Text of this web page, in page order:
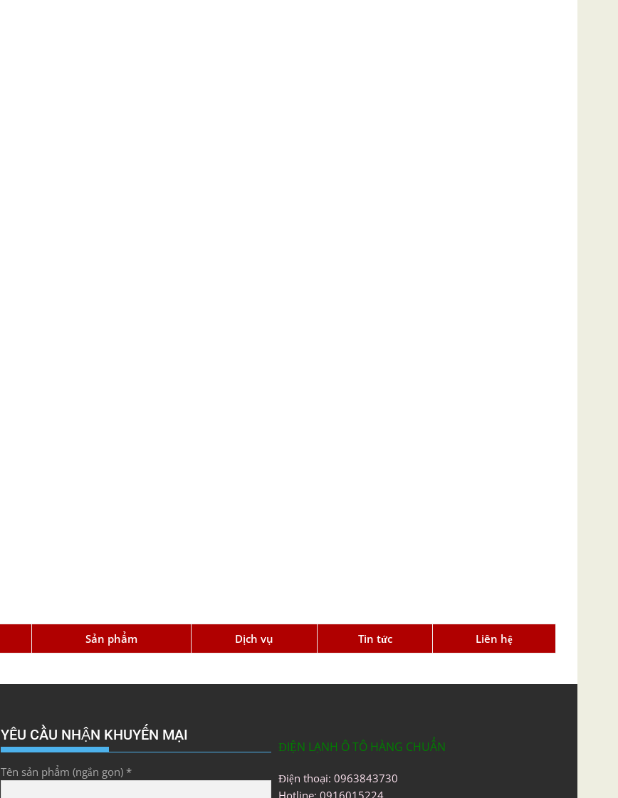
Sản phẩm Dịch vụ Tin tức Liên hệ
YÊU CẦU NHẬN KHUYẾN MẠI
Tên sản phẩm (ngắn gọn) *
ĐIỆN LẠNH Ô TÔ HÀNG CHUẨN
Điện thoại: 0963843730
Hotline: 0916015224